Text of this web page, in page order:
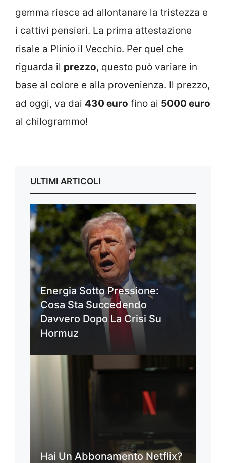
gemma riesce ad allontanare la tristezza e
i cattivi pensieri. La prima attestazione
risale a Plinio il Vecchio. Per quel che
riguarda il prezzo, questo può variare in
base al colore e alla provenienza. Il prezzo,
ad oggi, va dai 430 euro fino ai 5000 euro
al chilogrammo!
ULTIMI ARTICOLI
Energia Sotto Pressione:
Cosa Sta Succedendo
Davvero Dopo La Crisi Su
Hormuz
Hai Un Abbonamento Netflix?